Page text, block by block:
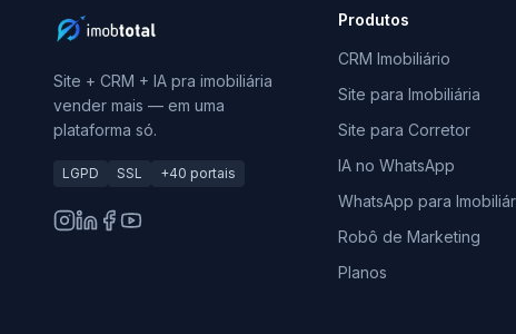
Site + CRM + IA pra imobiliária
vender mais — em uma
plataforma só.
LGPD SSL +40 portais
Produtos
CRM Imobiliário
Site para Imobiliária
Site para Corretor
IA no WhatsApp
WhatsApp para
Robô de Marketing
Planos